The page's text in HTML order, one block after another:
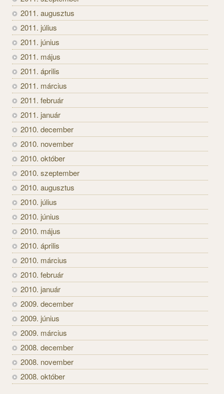
2011. augusztus
2011. július
2011. június
2011. május
2011. április
2011. március
2011. február
2011. január
2010. december
2010. november
2010. október
2010. szeptember
2010. augusztus
2010. július
2010. június
2010. május
2010. április
2010. március
2010. február
2010. január
2009. december
2009. június
2009. március
2008. december
2008. november
2008. október